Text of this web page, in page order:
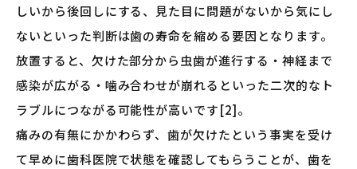
しいから後回しにする、見た目に問題がないから気にし
ないといった判断は歯の寿命を縮める要因となります。
放置すると、欠けた部分から虫歯が進行する・神経まで
感染が広がる・噛み合わせが崩れるといった二次的なト
ラブルにつながる可能性が高いです[2]。
痛みの有無にかかわらず、歯が欠けたという事実を受け
て早めに歯科医院で状態を確認してもらうことが、歯を